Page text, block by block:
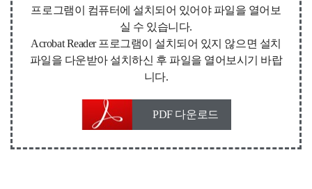
프로그램이 컴퓨터에 설치되어 있어야 파일을 열어보
실 수 있습니다.
Acrobat Reader 프로그램이 설치되어 있지 않으면 설치
파일을 다운받아 설치하신 후 파일을 열어보시기 바랍
니다.
PDF 다운로드